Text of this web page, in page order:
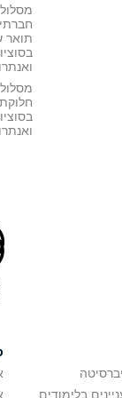
תואר
מסלול
בלימודים